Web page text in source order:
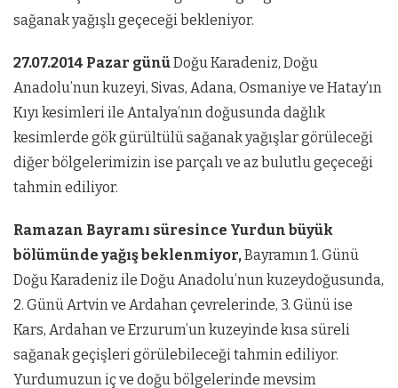
sağanak yağışlı geçeceği bekleniyor.
27.07.2014 Pazar günüDoğu Karadeniz, Doğu
Anadolu’nun kuzeyi, Sivas, Adana, Osmaniye ve Hatay’ın
Kıyı kesimleri ile Antalya’nın doğusunda dağlık
kesimlerde gök gürültülü sağanak yağışlar görüleceği
diğer bölgelerimizin ise parçalı ve az bulutlu geçeceği
tahmin ediliyor.
Ramazan Bayramı süresince Yurdun büyük
bölümünde yağış beklenmiyor,Bayramın 1. Günü
Doğu Karadeniz ile Doğu Anadolu’nun kuzeydoğusunda,
2. Günü Artvin ve Ardahan çevrelerinde, 3. Günü ise
Kars, Ardahan ve Erzurum’un kuzeyinde kısa süreli
sağanak geçişleri görülebileceği tahmin ediliyor.
Yurdumuzun iç ve doğu bölgelerinde mevsim